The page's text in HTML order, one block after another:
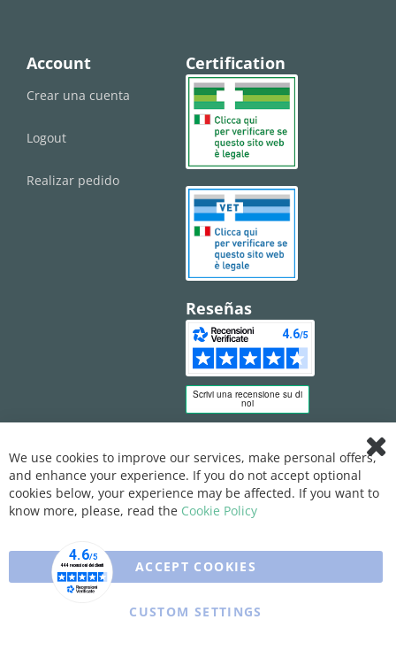
Account
Crear una cuenta
Logout
Realizar pedido
Certification
Reseñas
Bar
We use cookies to improve our services, make personal offers,
and enhance your experience. If you do not accept optional
cookies below, your experience may be affected. If you want to
know more, please, read the Cookie Policy
ACCEPT COOKIES
CUSTOM SETTINGS